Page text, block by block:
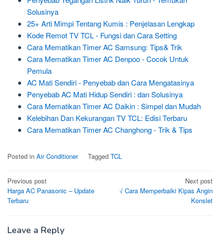
Solusinya
25+ Arti Mimpi Tentang Kumis : Penjelasan Lengkap
Kode Remot TV TCL - Fungsi dan Cara Setting
Cara Mematikan Timer AC Samsung: Tips& Trik
Cara Mematikan Timer AC Denpoo - Cocok Untuk
Pemula
AC Mati Sendiri - Penyebab dan Cara Mengatasinya
Penyebab AC Mati Hidup Sendiri : dan Solusinya
Cara Mematikan Timer AC Daikin : Simpel dan Mudah
Kelebihan Dan Kekurangan TV TCL: Edisi Terbaru
Cara Mematikan Timer AC Changhong - Trik & Tips
Posted in Air Conditioner Tagged TCL
Post
navigation
Previous post
Harga AC Panasonic – Update
Terbaru
Next post
√ Cara Memperbaiki Kipas Angin
Konslet
Leave a Reply